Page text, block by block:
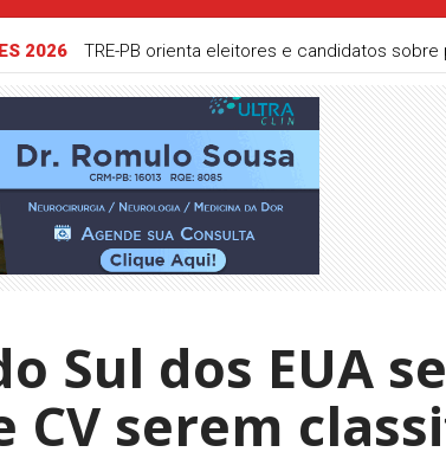
2026 TRE-PB orienta eleitores e candidatos
Sul dos EUA
CV serem